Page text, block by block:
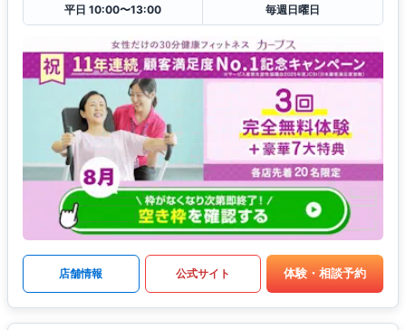
平日 10:00〜13:00
毎週日曜日
店舗情報 公式サイト 体験・相談予約